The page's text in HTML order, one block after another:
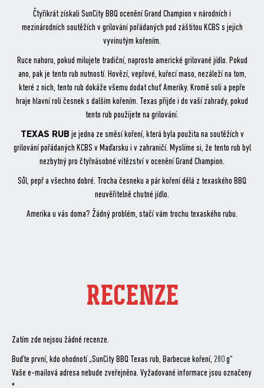
Čtyřikrát získali SunCity BBQ ocenění Grand Champion v národních i
mezinárodních soutěžích v grilování pořádaných pod záštitou KCBS s jejich
vyvinutým kořením.
Ruce nahoru, pokud milujete tradiční, naprosto americké grilované jídlo. Pokud
ano, pak je tento rub nutností. Hovězí, vepřové, kuřecí maso, nezáleží na tom,
které z nich, tento rub dokáže všemu dodat chuť Ameriky. Kromě soli a pepře
hraje hlavní roli česnek s dalším kořením. Texas přijde i do vaší zahrady, pokud
tento rub použijete na grilování.
TEXAS RUB je jedna ze směsí koření, která byla použita na soutěžích v
grilování pořádaných KCBS v Maďarsku i v zahraničí. Myslíme si, že tento rub byl
nezbytný pro čtyřnásobné vítězství v ocenění Grand Champion.
Sůl, pepř a všechno dobré. Trocha česneku a pár koření dělá z texaského BBQ
neuvěřitelně chutné jídlo.
Amerika u vás doma? Žádný problém, stačí vám trochu texaského rubu.
RECENZE
Zatím zde nejsou žádné recenze.
Buďte první, kdo ohodnotí „SunCity BBQ Texas rub, Barbecue koření, 280 g“
Vaše e-mailová adresa nebude zveřejněna. Vyžadované informace jsou označeny